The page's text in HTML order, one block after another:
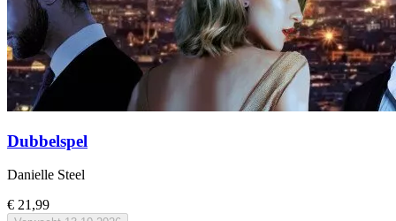
Dubbelspel
Danielle Steel
€ 21,99